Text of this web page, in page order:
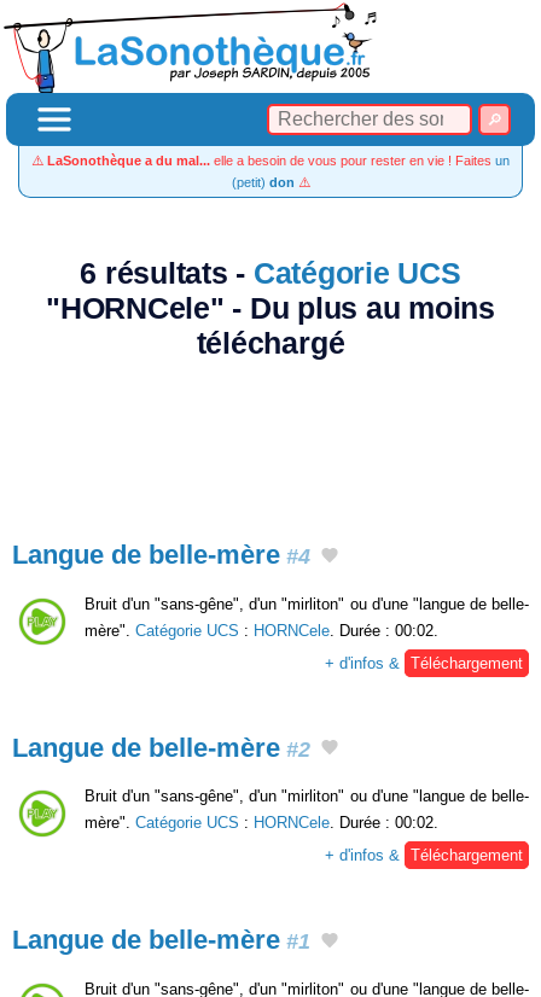
⚠️ LaSonothèque a du mal... elle a besoin de vous pour rester en vie ! Faites un
(petit) don ⚠️
6 résultats - Catégorie UCS
"HORNCele" - Du plus au moins
téléchargé
Langue de belle-mère #4
Bruit d'un "sans-gêne", d'un "mirliton" ou d'une "langue de belle-
mère". Catégorie UCS : HORNCele . Durée : 00:02.
+ d'infos &
Téléchargement
Langue de belle-mère #2
Bruit d'un "sans-gêne", d'un "mirliton" ou d'une "langue de belle-
mère". Catégorie UCS : HORNCele. Durée : 00:02.
+ d'infos & Téléchargement
Langue de belle-mère #1
Bruit d'un "sans-gêne", d'un "mirliton" ou d'une "langue de belle-